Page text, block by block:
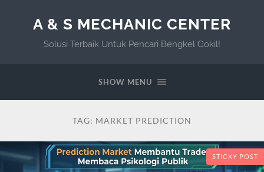
A & S MECHANIC CENTER
Solusi Terbaik Untuk Pencari Bengkel Gokil!
SHOW MENU
TAG: MARKET PREDICTION
STICKY POST